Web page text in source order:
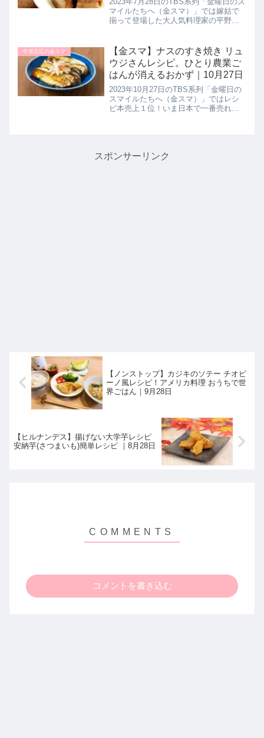
マイルたちへ（金スマ）」では嫁姑で
揃って登場した大人気料理家の平野レ
煮)】の作り方を教えてくれたので詳し
く紹介します。平野レミさ...
中居正広の金スマ
【金スマ】ナスのすき焼き リュ
ウジさんレシピ。ひとり農業ご
はんが消えるおかず｜10月27日
2023年10月27日のTBS系列「金曜日の
スマイルたちへ（金スマ）」ではレシ
ピ本売上１位！いま日本で一番売れて
スポンサーリンク
【ノンストップ】カジキのソテー チオピ
ーノ風レシピ！アメリカ料理 おうちで世
界ごはん｜9月28日
【ヒルナンデス】揚げない大学芋レシピ
安納芋(さつまいも)簡単レシピ ｜8月28日
コメントを書き込む